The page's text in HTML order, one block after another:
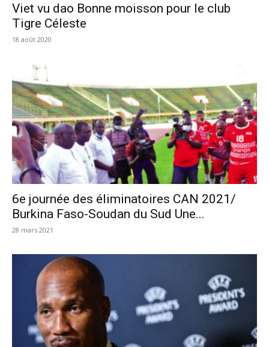
Viet vu dao Bonne moisson pour le club
Tigre Céleste
18 août 2020
6e journée des éliminatoires CAN 2021/
Burkina Faso-Soudan du Sud Une...
28 mars 2021